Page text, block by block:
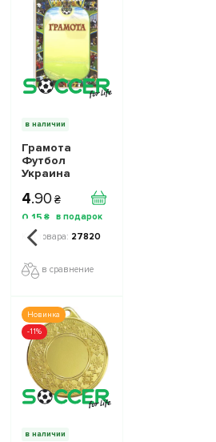
в наличии
Грамота
Футбол
Украина
4.90 ₴
0 15 ₴
27820
в сравнение
Новинка
-11%
в наличии